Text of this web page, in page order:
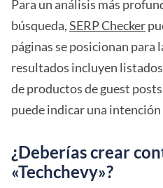
Para un análisis más
búsqueda,SERP Checker
páginas se posicionan para
resultados incluyen
de productos de guest
puede indicar una
¿Deberías crear
«Techchevy»?